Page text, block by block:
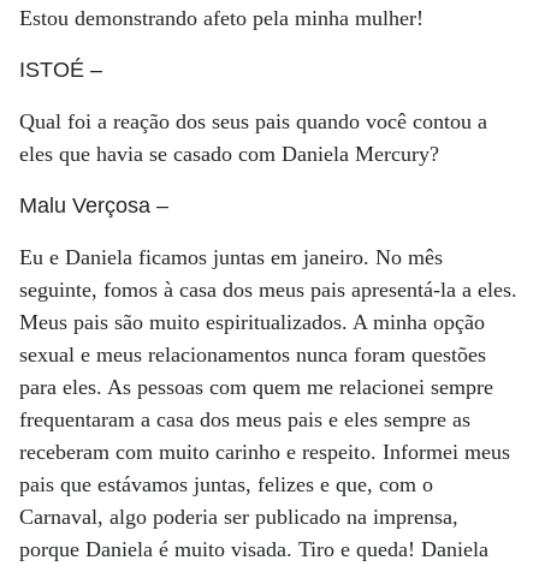
Estou demonstrando afeto pela minha mulher!
ISTOÉ –
Qual foi a reação dos seus pais quando você contou a
eles que havia se casado com Daniela Mercury?
Malu Verçosa –
Eu e Daniela ficamos juntas em janeiro. No mês
seguinte, fomos à casa dos meus pais apresentá-la a eles.
Meus pais são muito espiritualizados. A minha opção
sexual e meus relacionamentos nunca foram questões
para eles. As pessoas com quem me relacionei sempre
frequentaram a casa dos meus pais e eles sempre as
receberam com muito carinho e respeito. Informei meus
pais que estávamos juntas, felizes e que, com o
Carnaval, algo poderia ser publicado na imprensa,
porque Daniela é muito visada. Tiro e queda! Daniela